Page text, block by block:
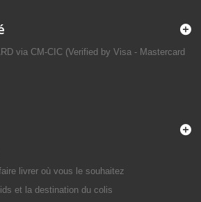
via CM-CIC (Verified by Visa - Mastercard
livrer où vous le souhaitez
et la destination du colis